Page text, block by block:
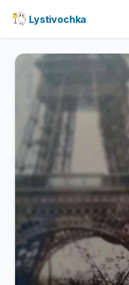
Lystivochka